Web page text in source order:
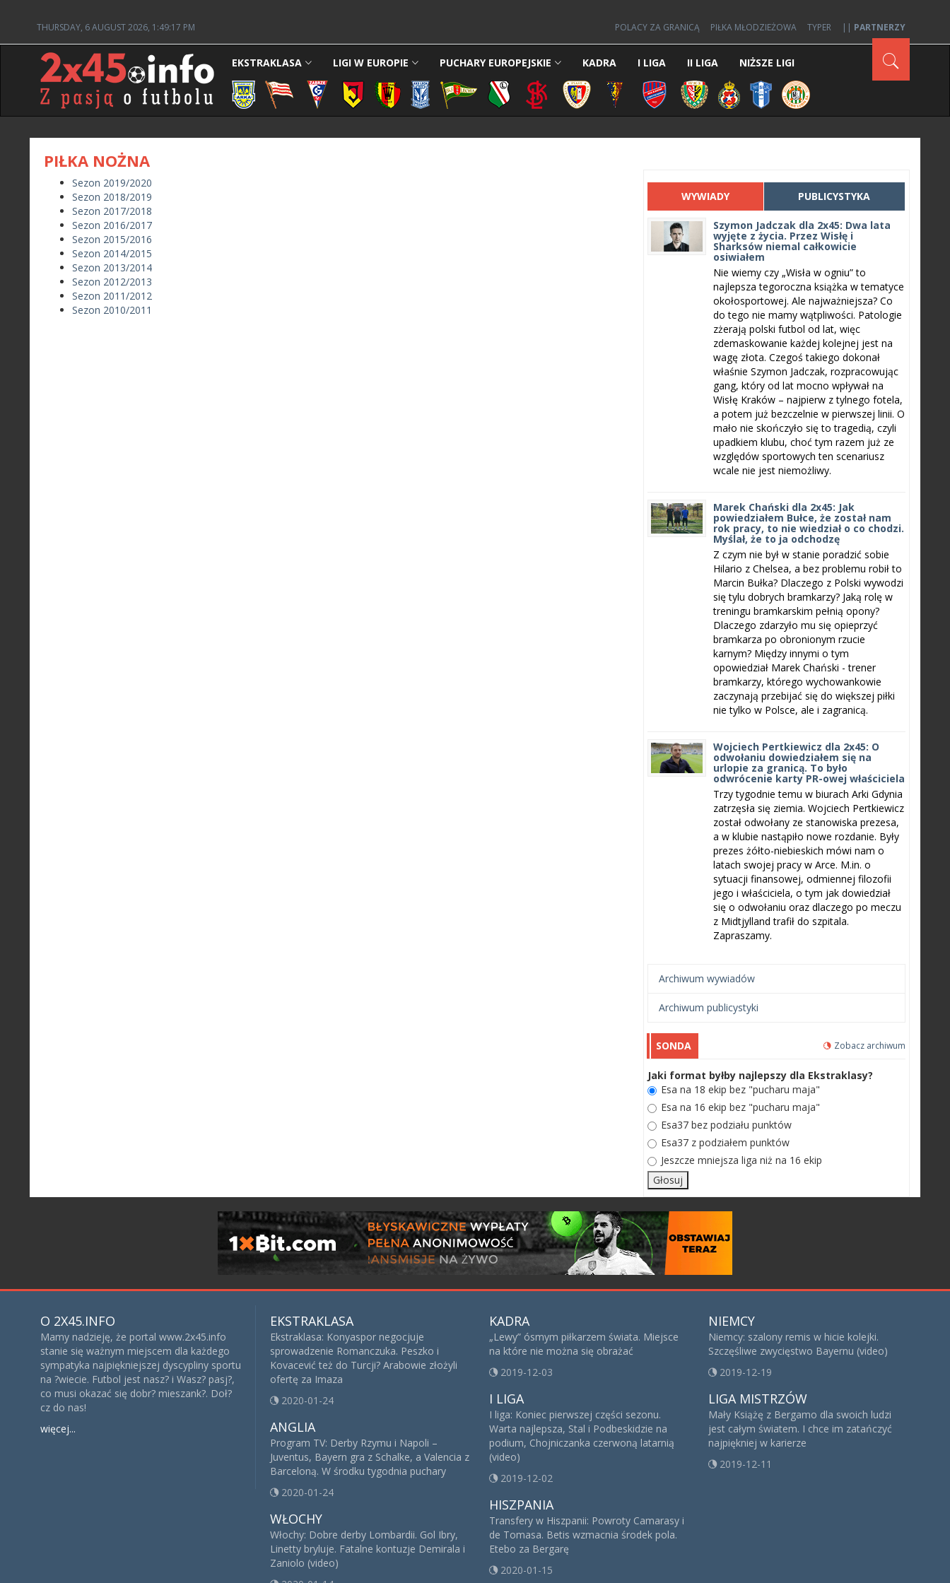
THURSDAY, 6 AUGUST 2026, 1:49:17 PM POLACY ZA GRANICĄ PIŁKA MŁODZIEŻOWA TYPER || PARTNERZY
EKSTRAKLASA LIGI W EUROPIE PUCHARY EUROPEJSKIE KADRA I LIGA II LIGA NIŻSZE LIGI
PIŁKA NOŻNA
Sezon 2019/2020
Sezon 2018/2019
Sezon 2017/2018
Sezon 2016/2017
Sezon 2015/2016
Sezon 2014/2015
Sezon 2013/2014
Sezon 2012/2013
Sezon 2011/2012
Sezon 2010/2011
WYWIADY PUBLICYSTYKA
Szymon Jadczak dla 2x45: Dwa lata
wyjęte z życia. Przez Wisłę i
Sharksów niemal całkowicie
osiwiałem
Nie wiemy czy „Wisła w ogniu” to
najlepsza tegoroczna książka w tematyce
okołosportowej. Ale najważniejsza? Co
do tego nie mamy wątpliwości. Patologie
zżerają polski futbol od lat, więc
zdemaskowanie każdej kolejnej jest na
wagę złota. Czegoś takiego dokonał
właśnie Szymon Jadczak, rozpracowując
gang, który od lat mocno wpływał na
Wisłę Kraków – najpierw z tylnego fotela,
a potem już bezczelnie w pierwszej linii. O
mało nie skończyło się to tragedią, czyli
upadkiem klubu, choć tym razem już ze
względów sportowych ten scenariusz
wcale nie jest niemożliwy.
Marek Chański dla 2x45: Jak
powiedziałem Bułce, że został nam
rok pracy, to nie wiedział o co chodzi.
Myślał, że to ja odchodzę
Z czym nie był w stanie poradzić sobie
Hilario z Chelsea, a bez problemu robił to
Marcin Bułka? Dlaczego z Polski wywodzi
się tylu dobrych bramkarzy? Jaką rolę w
treningu bramkarskim pełnią opony?
Dlaczego zdarzyło mu się opieprzyć
bramkarza po obronionym rzucie
karnym? Między innymi o tym
opowiedział Marek Chański - trener
bramkarzy, którego wychowankowie
zaczynają przebijać się do większej piłki
nie tylko w Polsce, ale i zagranicą.
Wojciech Pertkiewicz dla 2x45: O
odwołaniu dowiedziałem się na
urlopie za granicą. To było
odwrócenie karty PR-owej właściciela
Trzy tygodnie temu w biurach Arki Gdynia
zatrzęsła się ziemia. Wojciech Pertkiewicz
został odwołany ze stanowiska prezesa,
a w klubie nastąpiło nowe rozdanie. Były
prezes żółto-niebieskich mówi nam o
latach swojej pracy w Arce. M.in. o
sytuacji finansowej, odmiennej filozofii
jego i właściciela, o tym jak dowiedział
się o odwołaniu oraz dlaczego po meczu
z Midtjylland trafił do szpitala.
Zapraszamy.
Archiwum wywiadów
Archiwum publicystyki
SONDA Zobacz archiwum
Jaki format byłby najlepszy dla Ekstraklasy?
Esa na 18 ekip bez "pucharu maja"
Esa na 16 ekip bez "pucharu maja"
Esa37 bez podziału punktów
Esa37 z podziałem punktów
Jeszcze mniejsza liga niż na 16 ekip
O 2X45.INFO
Mamy nadzieję, że portal www.2x45.info
stanie się ważnym miejscem dla każdego
sympatyka najpiękniejszej dyscypliny sportu
na ?wiecie. Futbol jest nasz? i Wasz? pasj?,
co musi okazać się dobr? mieszank?. Doł?
cz do nas!
więcej...
EKSTRAKLASA
Ekstraklasa: Konyaspor negocjuje
sprowadzenie Romanczuka. Peszko i
Kovacević też do Turcji? Arabowie złożyli
ofertę za Imaza
2020-01-24
ANGLIA
Program TV: Derby Rzymu i Napoli –
Juventus, Bayern gra z Schalke, a Valencia z
Barceloną. W środku tygodnia puchary
2020-01-24
WŁOCHY
Włochy: Dobre derby Lombardii. Gol Ibry,
Linetty bryluje. Fatalne kontuzje Demirala i
Zaniolo (video)
KADRA
„Lewy” ósmym piłkarzem świata. Miejsce
na które nie można się obrażać
2019-12-03
I LIGA
I liga: Koniec pierwszej części sezonu.
Warta najlepsza, Stal i Podbeskidzie na
podium, Chojniczanka czerwoną latarnią
(video)
2019-12-02
HISZPANIA
Transfery w Hiszpanii: Powroty Camarasy i
de Tomasa. Betis wzmacnia środek pola.
Etebo za Bergarę
2020-01-15
NIEMCY
Niemcy: szalony remis w hicie kolejki.
Szczęśliwe zwycięstwo Bayernu (video)
2019-12-19
LIGA MISTRZÓW
Mały Książę z Bergamo dla swoich ludzi
jest całym światem. I chce im zatańczyć
najpiękniej w karierze
2019-12-11